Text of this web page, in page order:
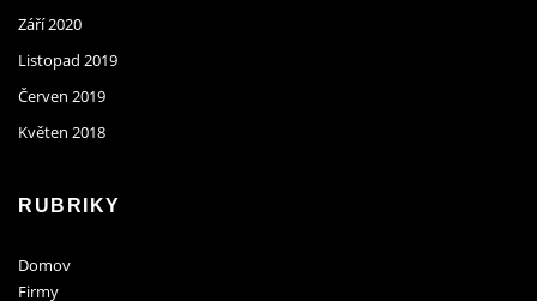
Září 2020
Listopad 2019
Červen 2019
Květen 2018
RUBRIKY
Domov
Firmy